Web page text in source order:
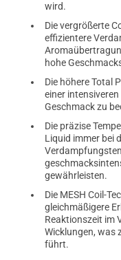
wird.
Die vergrößerte
effizientere
hohe
Die höhere Total
einer
Geschmack zu
Die präzise
Liquid immer bei
gewährleisten.
Die MESH Coil-
gleichmäßigere
Reaktionszeit im
Wicklungen, was
führt.